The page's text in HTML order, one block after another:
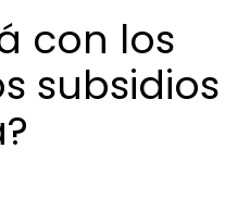
con los
subsidios